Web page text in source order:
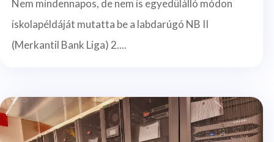
Nem mindennapos, de nem is egyedülálló módon
iskolapéldáját mutatta be a labdarúgó NB II
(Merkantil Bank Liga) 2....